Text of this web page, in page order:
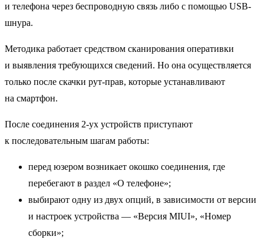
и телефона через беспроводную связь либо с помощью USB-
шнура.
Методика работает средством сканирования оперативки
и выявления требующихся сведений. Но она осуществляется
только после скачки рут-прав, которые устанавливают
на смартфон.
После соединения 2-ух устройств приступают
к последовательным шагам работы:
перед юзером возникает окошко соединения, где
перебегают в раздел «О телефоне»;
выбирают одну из двух опций, в зависимости от версии
и настроек устройства — «Версия MIUI», «Номер
сборки»;